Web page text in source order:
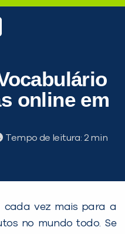
online em
Tempo de leitura:
cada vez mais para a
no mundo todo. Se